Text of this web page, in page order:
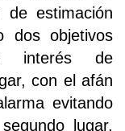
de estimación
dos objetivos
interés de
con el afán
evitando
lugar,